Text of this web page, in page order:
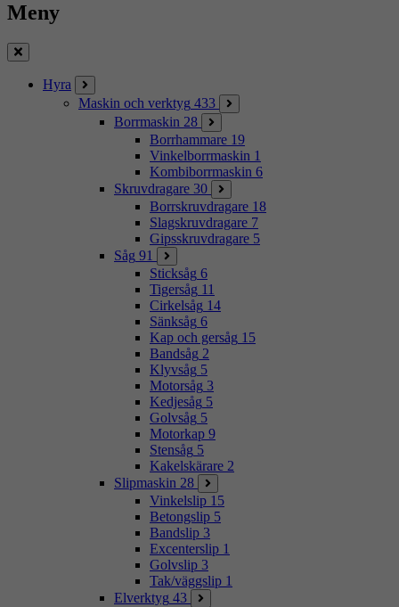
Meny
Stäng
Hyra
Maskin och verktyg 433
Borrmaskin 28
Borrhammare 19
Vinkelborrmaskin 1
Kombiborrmaskin 6
Skruvdragare 30
Borrskruvdragare 18
Slagskruvdragare 7
Gipsskruvdragare 5
Såg 91
Sticksåg 6
Tigersåg 11
Cirkelsåg 14
Sänksåg 6
Kap och gersåg 15
Bandsåg 2
Klyvsåg 5
Motorsåg 3
Kedjesåg 5
Golvsåg 5
Motorkap 9
Stensåg 5
Kakelskärare 2
Slipmaskin 28
Vinkelslip 15
Betongslip 5
Bandslip 3
Excenterslip 1
Golvslip 3
Tak/väggslip 1
Elverktyg 43